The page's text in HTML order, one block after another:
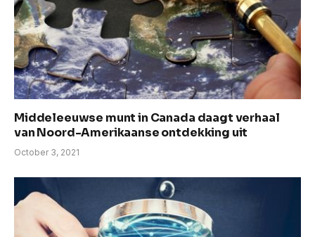
Middeleeuwse munt in Canada daagt verhaal
van Noord-Amerikaanse ontdekking uit
October 3, 2021